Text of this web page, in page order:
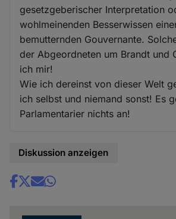
gesetzgeberischer Interpretation
wohlmeinenden Besserwissen
bemutternden Gouvernante.
der Abgeordneten um Brandt und
ich mir!
Wie ich dereinst von dieser Welt
ich selbst und niemand sonst! Es
Parlamentarier nichts an!
Diskussion anzeigen
Share